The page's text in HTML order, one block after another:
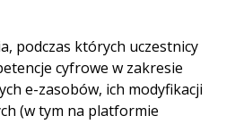
podczas których uczestnicy
cyfrowe w zakresie
e-zasobów, ich modyfikacji
(w tym na platformie